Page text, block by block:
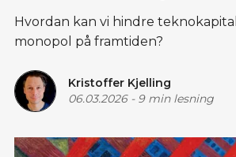
Hvordan kan vi hindre
monopol på framtiden?
Kristoffer Kjelling
06.03.2026- 9 min lesning